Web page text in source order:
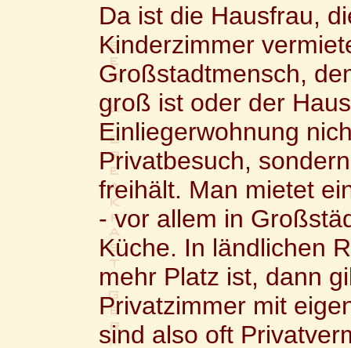
Da ist die Hausfrau,
Kinderzimmer
Großstadtmensch,
groß ist oder der
Einliegerwohnung
Privatbesuch,
freihält. Man mietet
- vor allem in
Küche. In ländlichen
mehr Platz ist, dann
Privatzimmer mit
sind also oft